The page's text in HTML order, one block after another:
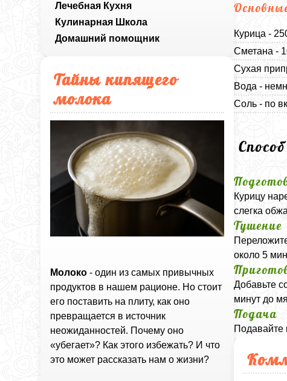
Лечебная Кухня
Кулинарная Школа
Домашний помощник
Тайны кипящего
молока
Молоко - один из самых привычных
продуктов в нашем рационе. Но стоит
его поставить на плиту, как оно
превращается в источник
неожиданностей. Почему оно
«убегает»? Как этого избежать? И что
это может рассказать нам о жизни?
Курица -
Сметана -
Сухая
Вода -
Соль - по
Курицу
слегка
Тушение
около 5
Добавьте
минут до
Подача
Подавайте